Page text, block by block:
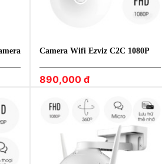
Camera Wifi Ezviz C2C 1080P
890,000 đ